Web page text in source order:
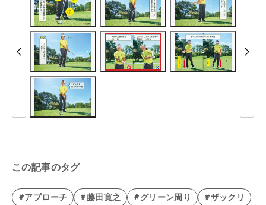
この記事のタグ
#アプローチ #藤田寛之 #グリーン周り
#ザックリ